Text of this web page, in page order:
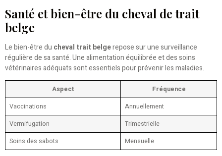
Santé et bien-être du cheval de trait
belge
Le bien-être du cheval trait belgerepose sur une surveillance
régulière de sa santé. Une alimentation équilibrée et des soins
vétérinaires adéquats sont essentiels pour prévenir les maladies.
Aspect
Fréquence
Vaccinations
Annuellement
Vermifugation
Trimestrielle
Soins des sabots
Mensuelle